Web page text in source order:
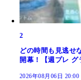
2
どの時間も見逃せ
開幕！【週プレ グ
2026年08月06日 20:00